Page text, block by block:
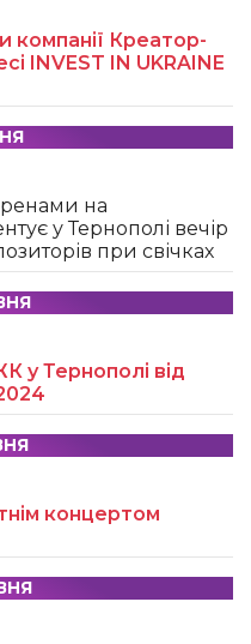
компанії Креатор-
INVEST IN UKRAINE
на
у Тернополі вечір
при свічках
у Тернополі від
концертом